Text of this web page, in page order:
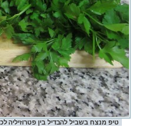
טיפ מנצח בשביל להבדיל בין פטרוזיליה